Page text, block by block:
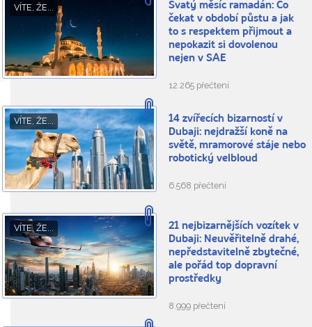
VÍTE, ŽE...
Svatý měsíc ramadán: Co
čekat v období půstu a jak
to s respektem přijmout a
nepokazit si dovolenou
nejen v SAE
12.265 přečtení
VÍTE, ŽE...
14 zvířecích bizarností v
Dubaji: nejdražší koně na
světě, mramorové stáje nebo
robotický velbloud
6.568 přečtení
VÍTE, ŽE...
21 nejbizarnějších vozítek v
Dubaji: Neuvěřitelně drahé,
nepředstavitelně zbytečné,
ale pořád top dopravní
prostředky
8.999 přečtení